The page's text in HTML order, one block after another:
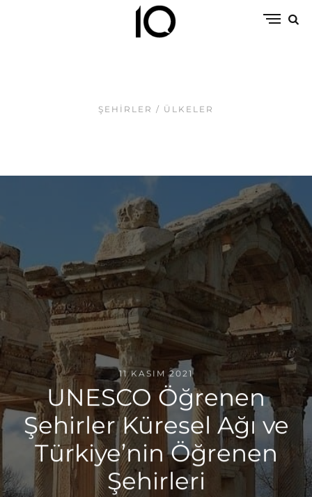
ŞEHIRLER / ÜLKELER
11 KASIM 2021
UNESCO Öğrenen
Şehirler Küresel Ağı ve
Türkiye’nin Öğrenen
Şehirleri